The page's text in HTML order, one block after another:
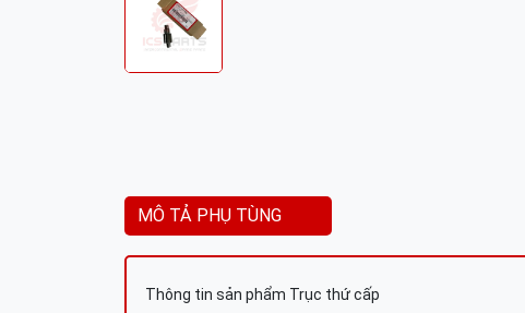
MÔ TẢ PHỤ TÙNG
Thông tin sản phẩm Trục thứ cấp